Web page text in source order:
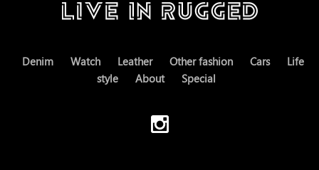
Denim Watch Leather Other fashion Cars
Life
style
About Special